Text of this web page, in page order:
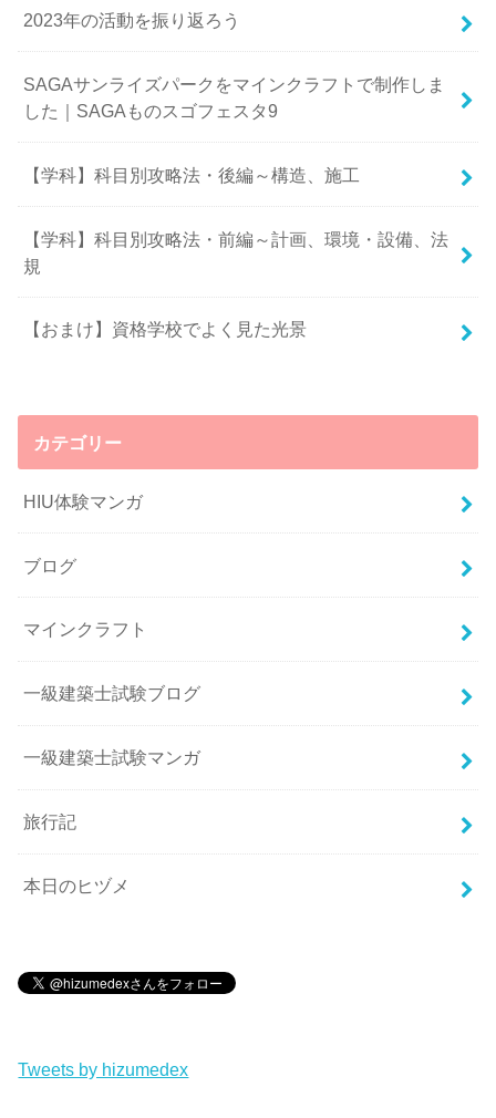
2023年の活動を振り返ろう
SAGAサンライズパークをマインクラフトで制作しま
した｜SAGAものスゴフェスタ9
【学科】科目別攻略法・後編～構造、施工
【学科】科目別攻略法・前編～計画、環境・設備、法
規
【おまけ】資格学校でよく見た光景
カテゴリー
HIU体験マンガ
ブログ
マインクラフト
一級建築士試験ブログ
一級建築士試験マンガ
旅行記
本日のヒヅメ
Tweets by hizumedex